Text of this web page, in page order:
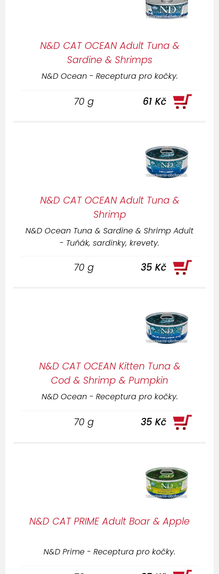
Potřebujete poradit s výběrem?
profesionální konzultaci
N&D CAT OCEAN Adult Tuna &
Sardine & Shrimps
N&D Ocean - Receptura pro kočky.
70 g 61 Kč
N&D CAT OCEAN Adult Tuna &
Shrimp
N&D Ocean Tuna & Sardine & Shrimp Adult
- Tuňák, sardinky, krevety.
70 g 35 Kč
N&D CAT OCEAN Kitten Tuna &
Cod & Shrimp & Pumpkin
N&D Ocean - Receptura pro kočky.
70 g 35 Kč
N&D CAT PRIME Adult Boar & Apple
N&D Prime - Receptura pro kočky.